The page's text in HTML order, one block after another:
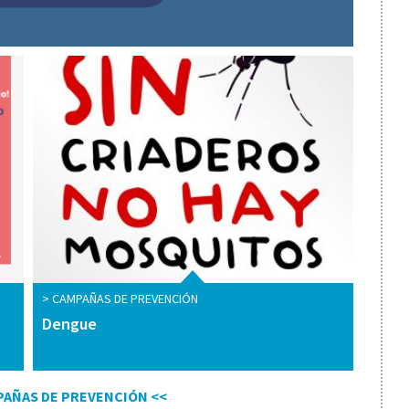
CAMPAÑAS DE PREVENCIÓN
Dengue
DE PREVENCIÓN